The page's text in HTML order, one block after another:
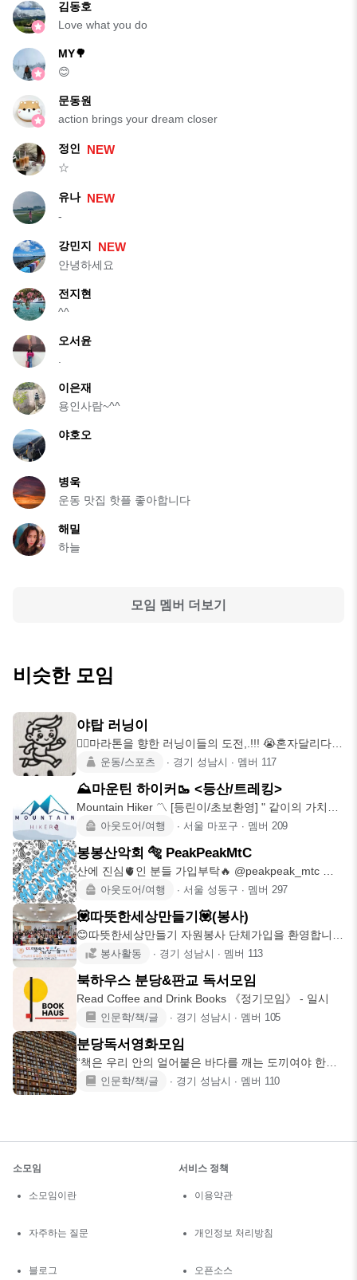
김동호
Love what you do
MY🌳
😊
문동원
action brings your dream closer
정인 NEW
☆
유나 NEW
-
강민지 NEW
안녕하세요
전지현
^^
오서윤
.
이은재
용인사람~^^
야호오
병욱
운동 맛집 핫플 좋아합니다
해밀
하늘
모임 멤버 더보기
비슷한 모임
야탑 러닝이
🏃‍♂️마라톤을 향한 러닝이들의 도전,.!!! 😭혼자달리다
포기하신분,
운동/스포츠 ∙ 경기 성남시 ∙ 멤버 117
⛰️마운틴 하이커🥾 <등산/트레킹>
Mountain Hiker 〽️ [등린이/초보환영] " 같이의 가치를
추
아웃도어/여행 ∙ 서울 마포구 ∙ 멤버 209
봉봉산악회 🐅 PeakPeakMtC
산에 진심🫀인 분들 가입부탁🔥 @peakpeak_mtc 크
기 보다 밀도
아웃도어/여행 ∙ 서울 성동구 ∙ 멤버 297
💟따뜻한세상만들기💟(봉사)
😊따뜻한세상만들기 자원봉사 단체가입을 환영합니
다. 🙋가입 후 반드시 가입
봉사활동 ∙ 경기 성남시 ∙ 멤버 113
북하우스 분당&판교 독서모임
Read Coffee and Drink Books 《정기모임》 - 일시
인문학/책/글 ∙ 경기 성남시 ∙ 멤버 105
분당독서영화모임
“책은 우리 안의 얼어붙은 바다를 깨는 도끼여야 한다.”
– 프란츠 카프
인문학/책/글 ∙ 경기 성남시 ∙ 멤버 110
소모임
소모임이란
자주하는 질문
블로그
서비스 정책
이용약관
개인정보 처리방침
오픈소스